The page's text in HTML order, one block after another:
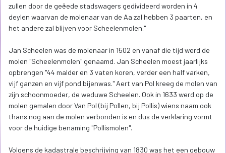
zullen door de geëede stadswagers gedivideerd worden in 4
deylen waarvan de molenaar van de Aa zal hebben 3 paarten, en
het andere zal blijven voor Scheelenmolen."
Jan Scheelen was de molenaar in 1502 en vanaf die tijd werd de
molen "Scheelenmolen" genaamd. Jan Scheelen moest jaarlijks
opbrengen "44 malder en 3 vaten koren, verder een half varken,
vijf ganzen en vijf pond bijenwas." Aert van Pol kreeg de molen van
zijn schoonmoeder, de weduwe Scheelen. Ook in 1633 werd op de
molen gemalen door Van Pol (bij Pollen, bij Pollis) wiens naam ook
thans nog aan de molen verbonden is en dus de verklaring vormt
voor de huidige benaming "Pollismolen".
Volgens de kadastrale beschrijving van 1830 was het een gebouw